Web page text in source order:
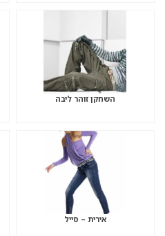
השחקן זוהר ליבה
אירית – סייל